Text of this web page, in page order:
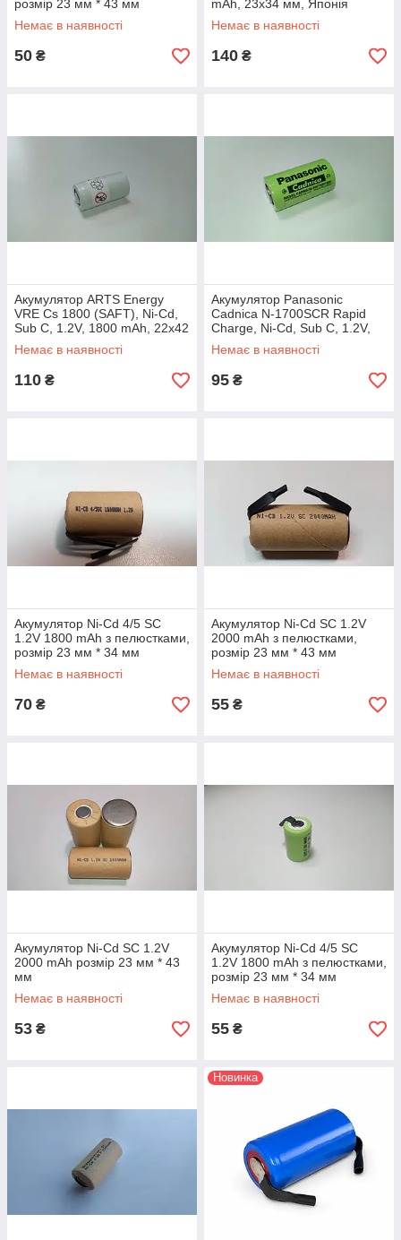
розмір 23 мм * 43 мм
Немає в наявності
50 ₴
mAh, 23x34 мм, Японія
Немає в наявності
140 ₴
Акумулятор ARTS Energy
VRE Cs 1800 (SAFT), Ni-Cd,
Sub C, 1.2V, 1800 mAh, 22x42
мм, Франція
Немає в наявності
110 ₴
Акумулятор Panasonic
Cadnica N-1700SCR Rapid
Charge, Ni-Cd, Sub C, 1.2V,
1700 mAh, 22x42 мм, Японія
Немає в наявності
95 ₴
Акумулятор Ni-Cd 4/5 SC
1.2V 1800 mAh з пелюстками,
розмір 23 мм * 34 мм
Немає в наявності
70 ₴
Акумулятор Ni-Cd SC 1.2V
2000 mAh з пелюстками,
розмір 23 мм * 43 мм
Немає в наявності
55 ₴
Акумулятор Ni-Cd SC 1.2V
2000 mAh розмір 23 мм * 43
мм
Немає в наявності
53 ₴
Акумулятор Ni-Cd 4/5 SC
1.2V 1800 mAh з пелюстками,
розмір 23 мм * 34 мм
(термоусадка)
Немає в наявності
55 ₴
Новинка